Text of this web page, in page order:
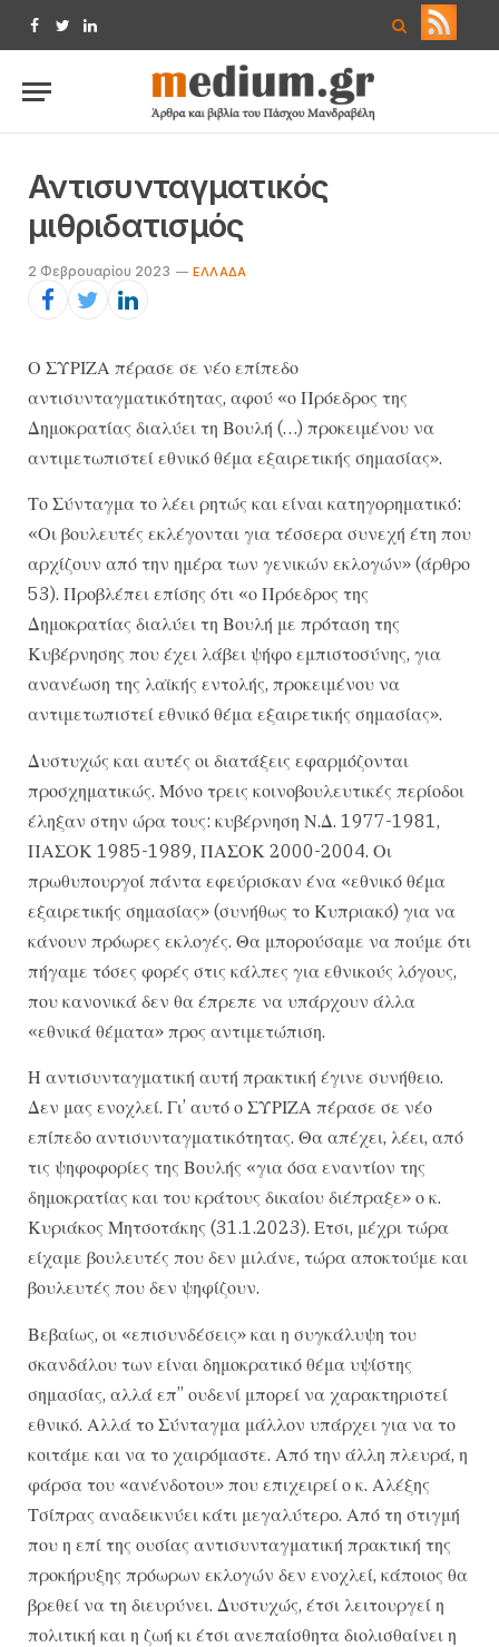
Facebook
TwitterLinkedIn
Αντισυνταγματικός
μιθριδατισμός
2 Φεβρουαρίου 2023 ΕΛΛΆΔΑ
Ο ΣΥΡΙΖΑ πέρασε σε νέο επίπεδο
αντισυνταγματικότητας, αφού «ο Πρόεδρος της
Δημοκρατίας διαλύει τη Βουλή (…) προκειμένου να
αντιμετωπιστεί εθνικό θέμα εξαιρετικής σημασίας».
Το Σύνταγμα το λέει ρητώς και είναι κατηγορηματικό:
«Οι βουλευτές εκλέγονται για τέσσερα συνεχή έτη που
αρχίζουν από την ημέρα των γενικών εκλογών» (άρθρο
53). Προβλέπει επίσης ότι «ο Πρόεδρος της
Δημοκρατίας διαλύει τη Βουλή με πρόταση της
Κυβέρνησης που έχει λάβει ψήφο εμπιστοσύνης, για
ανανέωση της λαϊκής εντολής, προκειμένου να
αντιμετωπιστεί εθνικό θέμα εξαιρετικής σημασίας».
Δυστυχώς και αυτές οι διατάξεις εφαρμόζονται
προσχηματικώς. Μόνο τρεις κοινοβουλευτικές περίοδοι
έληξαν στην ώρα τους: κυβέρνηση Ν.Δ. 1977-1981,
ΠΑΣΟΚ 1985-1989, ΠΑΣΟΚ 2000-2004. Οι
πρωθυπουργοί πάντα εφεύρισκαν ένα «εθνικό θέμα
εξαιρετικής σημασίας» (συνήθως το Κυπριακό) για να
κάνουν πρόωρες εκλογές. Θα μπορούσαμε να πούμε ότι
πήγαμε τόσες φορές στις κάλπες για εθνικούς λόγους,
που κανονικά δεν θα έπρεπε να υπάρχουν άλλα
«εθνικά θέματα» προς αντιμετώπιση.
Η αντισυνταγματική αυτή πρακτική έγινε συνήθειο.
Δεν μας ενοχλεί. Γι’ αυτό ο ΣΥΡΙΖΑ πέρασε σε νέο
επίπεδο αντισυνταγματικότητας. Θα απέχει, λέει, από
τις ψηφοφορίες της Βουλής «για όσα εναντίον της
δημοκρατίας και του κράτους δικαίου διέπραξε» ο κ.
Κυριάκος Μητσοτάκης (31.1.2023). Ετσι, μέχρι τώρα
είχαμε βουλευτές που δεν μιλάνε, τώρα αποκτούμε και
βουλευτές που δεν ψηφίζουν.
Βεβαίως, οι «επισυνδέσεις» και η συγκάλυψη του
σκανδάλου των είναι δημοκρατικό θέμα υψίστης
σημασίας, αλλά επ” ουδενί μπορεί να χαρακτηριστεί
εθνικό. Αλλά το Σύνταγμα μάλλον υπάρχει για να το
κοιτάμε και να το χαιρόμαστε. Από την άλλη πλευρά, η
φάρσα του «ανένδοτου» που επιχειρεί ο κ. Αλέξης
Τσίπρας αναδεικνύει κάτι μεγαλύτερο. Από τη στιγμή
που η επί της ουσίας αντισυνταγματική πρακτική της
προκήρυξης πρόωρων εκλογών δεν ενοχλεί, κάποιος θα
βρεθεί να τη διευρύνει. Δυστυχώς, έτσι λειτουργεί η
πολιτική και η ζωή κι έτσι ανεπαίσθητα διολισθαίνει η